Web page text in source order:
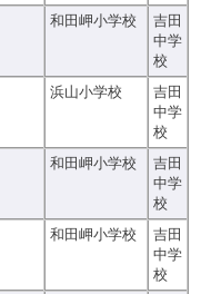
和田岬小学校
吉田
中学
校
浜山小学校
吉田
中学
校
和田岬小学校
吉田
中学
校
和田岬小学校
吉田
中学
校